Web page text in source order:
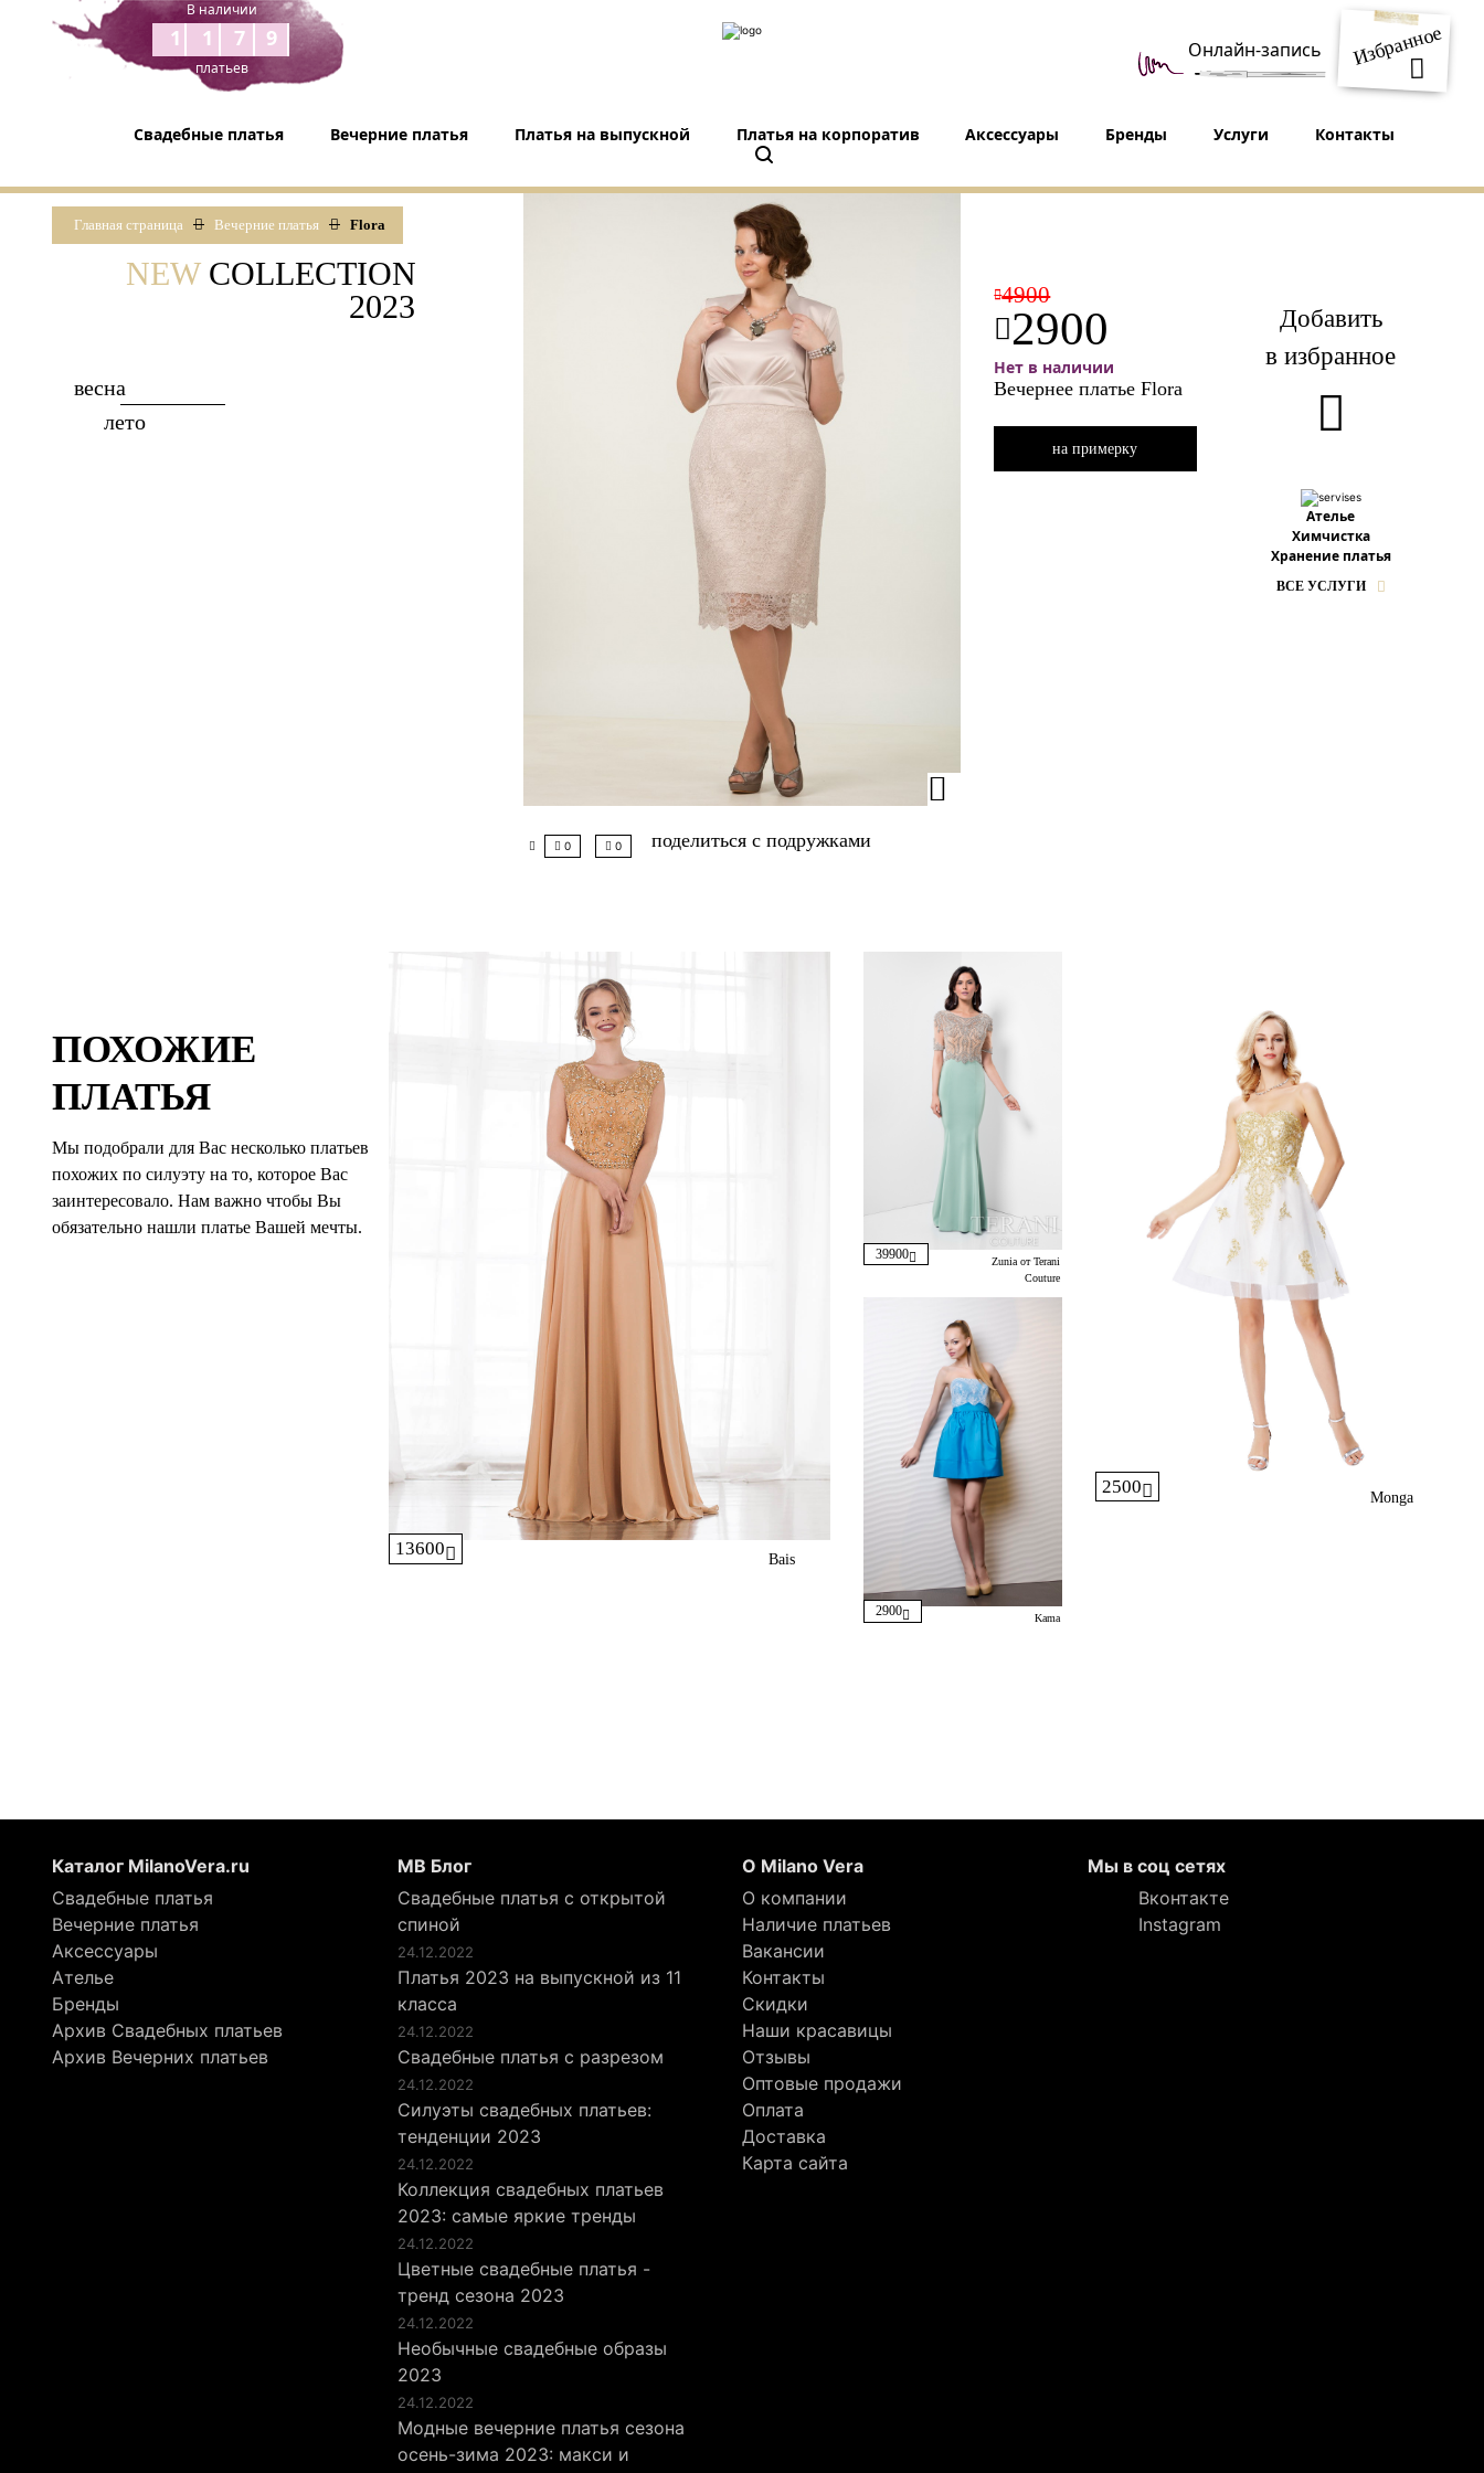
В наличии
1179
платьев Избранное
Онлайн-запись
Свадебные платья Вечерние платья Платья на выпускной Платья на корпоратив Аксессуары Бренды Услуги Контакты
Главная страница Вечерние платья Flora
NEWCOLLECTION
2023
весна
лето
0 0 поделиться с подружками
Добавить
в избранное
Ателье
Химчистка
Хранение платья
ВСЕ УСЛУГИ
4900
2900
Нет в наличии
Вечернее платье Flora
на примерку
ПОХОЖИЕ
ПЛАТЬЯ
Мы подобрали для Вас несколько платьев
похожих по силуэту на то, которое Вас
заинтересовало. Нам важно чтобы Вы
обязательно нашли платье Вашей мечты.
13600
Bais
39900
Zunia от Terani
Couture
2900 Kama
2500
Monga
Каталог MilanoVera.ru
Свадебные платья
Вечерние платья
Аксессуары
Ателье
Бренды
Архив Свадебных платьев
Архив Вечерних платьев
МВ Блог
Свадебные платья с открытой
спиной
24.12.2022
Платья 2023 на выпускной из 11
класса
24.12.2022
Свадебные платья с разрезом
24.12.2022
Силуэты свадебных платьев:
тенденции 2023
24.12.2022
Коллекция свадебных платьев
2023: самые яркие тренды
24.12.2022
Цветные свадебные платья -
тренд сезона 2023
24.12.2022
Необычные свадебные образы
2023
24.12.2022
Модные вечерние платья сезона
осень-зима 2023: макси и
О Milano Vera
О компании
Наличие платьев
Вакансии
Контакты
Скидки
Наши красавицы
Отзывы
Оптовые продажи
Оплата
Доставка
Карта сайта
Мы в соц сетях
Вконтакте
Instagram